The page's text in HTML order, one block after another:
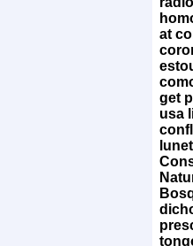
at
get
usa